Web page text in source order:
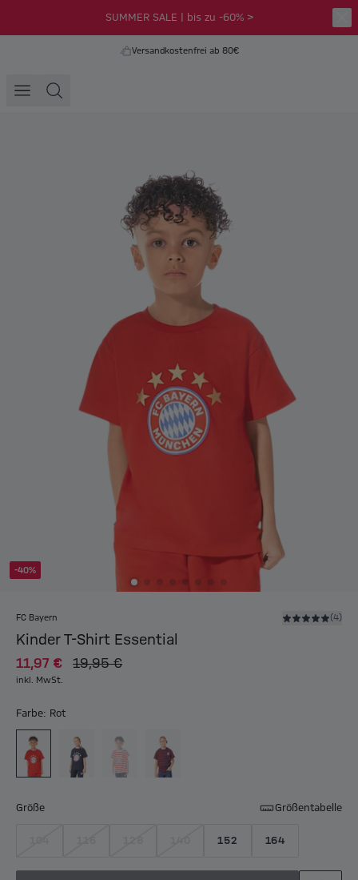
SUMMER SALE | bis zu -60% >
Versandkostenfrei ab 80€
-40%
FC Bayern (4)
Kinder T-Shirt Essential
11,97 € 19,95 €
inkl. MwSt.
Farbe: Rot
Größe Größentabelle
152 164